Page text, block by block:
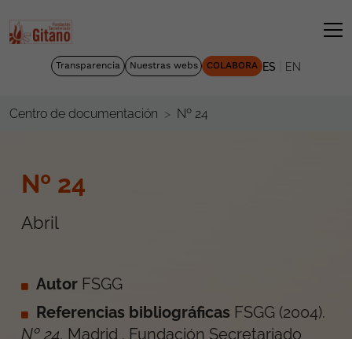
Transparencia Nuestras webs COLABORA ES EN
Centro de documentación Nº 24
Nº 24
Abril
Autor FSGG
Referencias bibliográficas FSGG (2004).
Nº 24. Madrid . Fundación Secretariado